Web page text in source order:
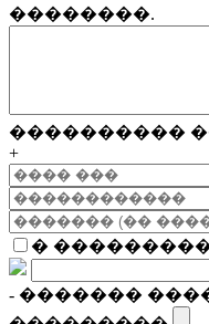
��������.
����������
+
�
- �������